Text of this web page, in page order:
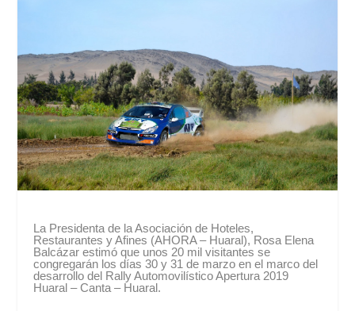
La Presidenta de la Asociación de Hoteles,
Restaurantes y Afines (AHORA – Huaral), Rosa Elena
Balcázar estimó que unos 20 mil visitantes se
congregarán los días 30 y 31 de marzo en el marco del
desarrollo del Rally Automovilístico Apertura 2019
Huaral – Canta – Huaral.